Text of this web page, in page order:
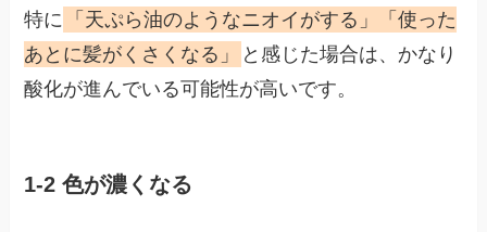
特に
「天ぷら油のようなニオイがする」「使った
あとに髪がくさくなる」
と感じた場合は、かなり
酸化が進んでいる可能性が高いです。
1-2 色が濃くなる